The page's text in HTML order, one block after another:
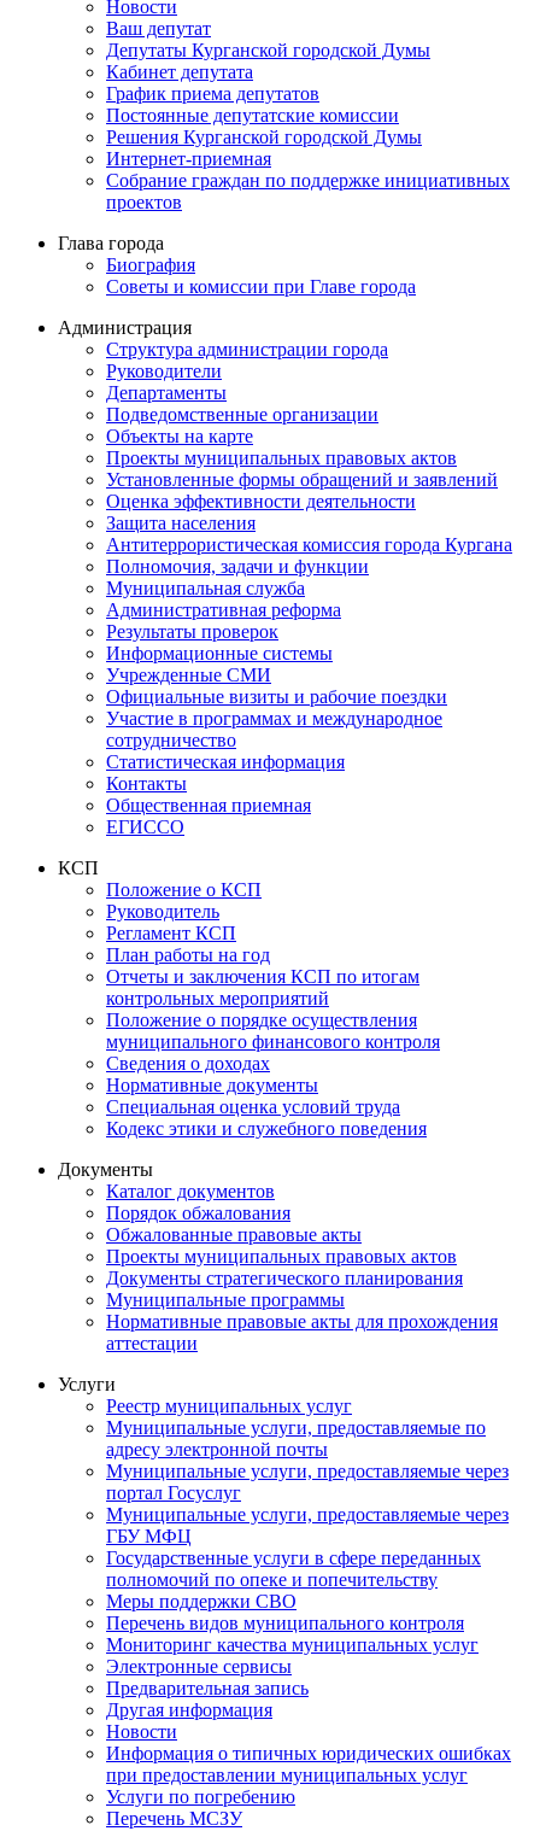
Новости
Ваш депутат
Депутаты Курганской городской Думы
Кабинет депутата
График приема депутатов
Постоянные депутатские комиссии
Решения Курганской городской Думы
Интернет-приемная
Собрание граждан по поддержке инициативных
проектов
Глава города
Биография
Советы и комиссии при Главе города
Администрация
Структура администрации города
Руководители
Департаменты
Подведомственные организации
Объекты на карте
Проекты муниципальных правовых актов
Установленные формы обращений и заявлений
Оценка эффективности деятельности
Защита населения
Антитеррористическая комиссия города Кургана
Полномочия, задачи и функции
Муниципальная служба
Административная реформа
Результаты проверок
Информационные системы
Учрежденные СМИ
Официальные визиты и рабочие поездки
Участие в программах и международное
сотрудничество
Статистическая информация
Контакты
Общественная приемная
ЕГИССО
КСП
Положение о КСП
Руководитель
Регламент КСП
План работы на год
Отчеты и заключения КСП по итогам
контрольных мероприятий
Положение о порядке осуществления
муниципального финансового контроля
Сведения о доходах
Нормативные документы
Специальная оценка условий труда
Кодекс этики и служебного поведения
Документы
Каталог документов
Порядок обжалования
Обжалованные правовые акты
Проекты муниципальных правовых актов
Документы стратегического планирования
Муниципальные программы
Нормативные правовые акты для прохождения
аттестации
Услуги
Реестр муниципальных услуг
Муниципальные услуги, предоставляемые по
адресу электронной почты
Муниципальные услуги, предоставляемые через
портал Госуслуг
Муниципальные услуги, предоставляемые через
ГБУ МФЦ
Государственные услуги в сфере переданных
полномочий по опеке и попечительству
Меры поддержки СВО
Перечень видов муниципального контроля
Мониторинг качества муниципальных услуг
Электронные сервисы
Предварительная запись
Другая информация
Новости
Информация о типичных юридических ошибках
при предоставлении муниципальных услуг
Услуги по погребению
Перечень МСЗУ